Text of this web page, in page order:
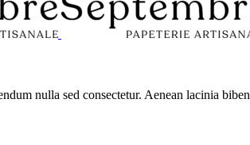
nulla sed consectetur. Aenean lacinia